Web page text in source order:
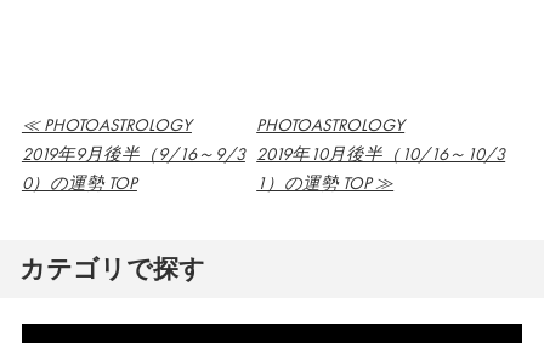
≪ PHOTOASTROLOGY
2019年9月後半（9/16～9/3
0）の運勢 TOP
PHOTOASTROLOGY
2019年10月後半（10/16～10/3
1）の運勢 TOP ≫
カテゴリで探す